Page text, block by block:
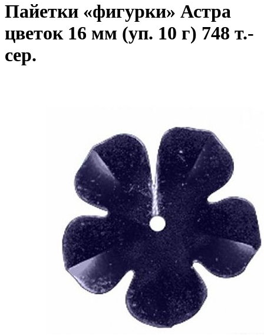
Пайетки «фигурки» Астра
цветок 16 мм (уп. 10 г) 748 т.-
сер.